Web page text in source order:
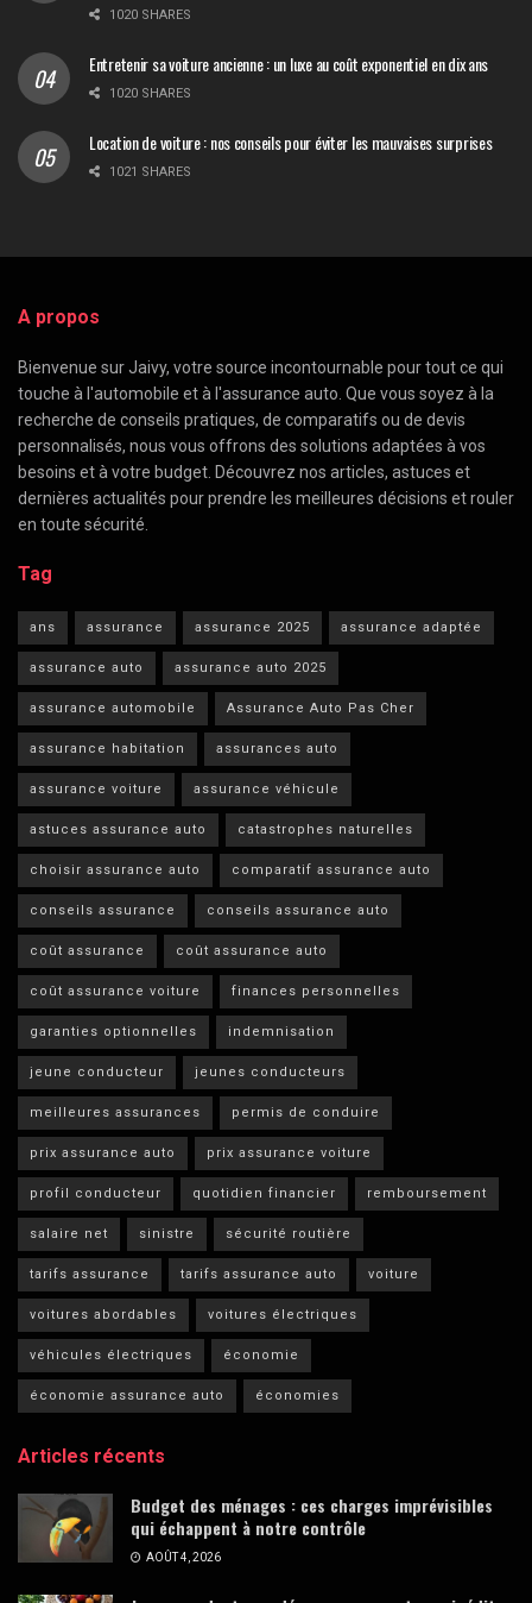
1020 SHARES
Entretenir sa voiture ancienne : un luxe au coût exponentiel en dix ans
1020 SHARES
Location de voiture : nos conseils pour éviter les mauvaises surprises
1021 SHARES
A propos
Bienvenue sur Jaivy, votre source incontournable pour tout ce qui
touche à l'automobile et à l'assurance auto. Que vous soyez à la
recherche de conseils pratiques, de comparatifs ou de devis
personnalisés, nous vous offrons des solutions adaptées à vos
besoins et à votre budget. Découvrez nos articles, astuces et
dernières actualités pour prendre les meilleures décisions et rouler
en toute sécurité.
Tag
ans assurance assurance 2025 assurance adaptée
assurance auto assurance auto 2025
assurance automobile Assurance Auto Pas Cher
assurance habitation assurances auto
assurance voiture assurance véhicule
astuces assurance auto catastrophes naturelles
choisir assurance auto comparatif assurance auto
conseils assurance conseils assurance auto
coût assurance coût assurance auto
coût assurance voiture finances personnelles
garanties optionnelles indemnisation
jeune conducteur jeunes conducteurs
meilleures assurances permis de conduire
prix assurance auto prix assurance voiture
profil conducteur quotidien financier remboursement
salaire net sinistre sécurité routière
tarifs assurance tarifs assurance auto voiture
voitures abordables voitures électriques
véhicules électriques économie
économie assurance auto économies
Articles récents
Budget des ménages : ces charges imprévisibles
qui échappent à notre contrôle
AOÛT 4, 2026